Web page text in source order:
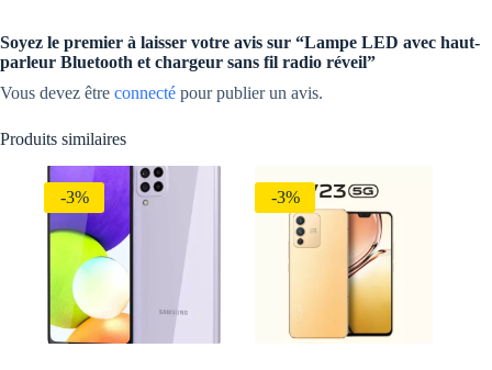
Soyez le premier à laisser votre avis sur “Lampe LED avec haut-
parleur Bluetooth et chargeur sans fil radio réveil”
Vous devez être connecté pour publier un avis.
Produits similaires
-3% -3%